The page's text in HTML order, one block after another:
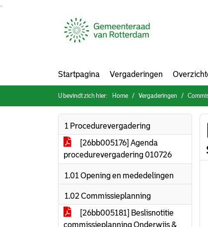
Startpagina Vergaderingen
U bevindt zich hier: Home Vergaderingen
1 Procedurevergadering
[26bb005176] Agenda
procedurevergadering 010726
1.01 Opening en mededelingen
1.02 Commissieplanning
[26bb005181] Beslisnotitie
commissieplanning Onderwijs &